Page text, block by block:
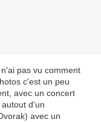
pas vu comment
c'est un peu
avec un concert
d'un
avec un